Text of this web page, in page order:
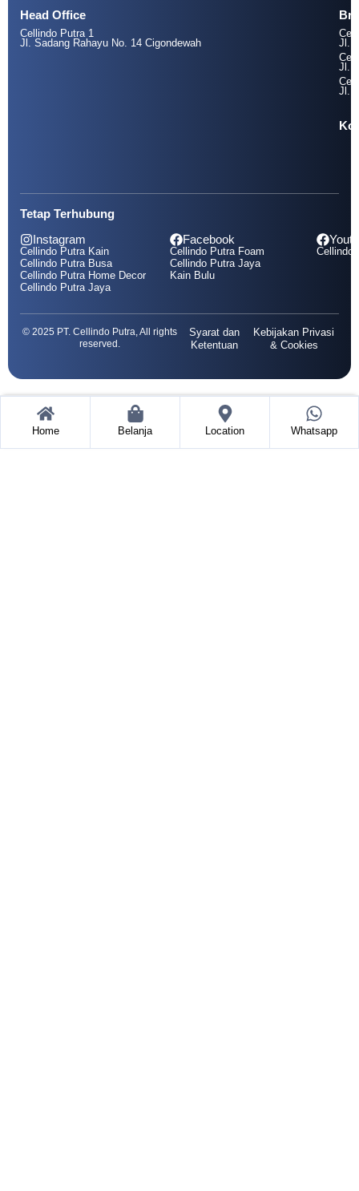
Head Office
Cellindo Putra 1
Jl. Sadang Rahayu No. 14 Cigondewah
Jl.
Jl.
Jl.
Tetap Terhubung
Instagram
Cellindo Putra Kain
Cellindo Putra Busa
Cellindo Putra Home Decor
Cellindo Putra Jaya
Facebook
Cellindo Putra Foam
Cellindo Putra Jaya
Kain Bulu
Cellindo
© 2025 PT. Cellindo Putra, All rights
reserved.
Syarat dan
Ketentuan
Kebijakan Privasi
& Cookies
Home Belanja Location Whatsapp